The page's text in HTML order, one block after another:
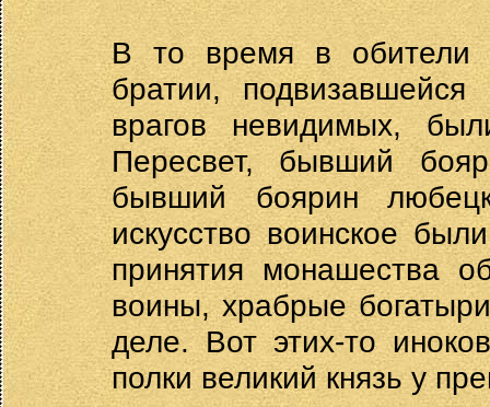
В то время в обители
братии,
врагов невидимых,
Пересвет, бывший
бывший боярин
искусство воинское
принятия монашества
воины, храбрые
деле. Вот этих-то
полки великий князь у